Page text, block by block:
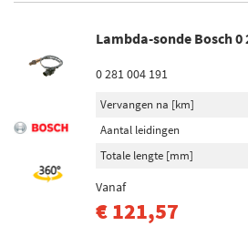
Lambda-sonde Bosch 0
0 281 004 191
Vervangen na [km]
Aantal leidingen
Totale lengte [mm]
Vanaf
€ 121,57